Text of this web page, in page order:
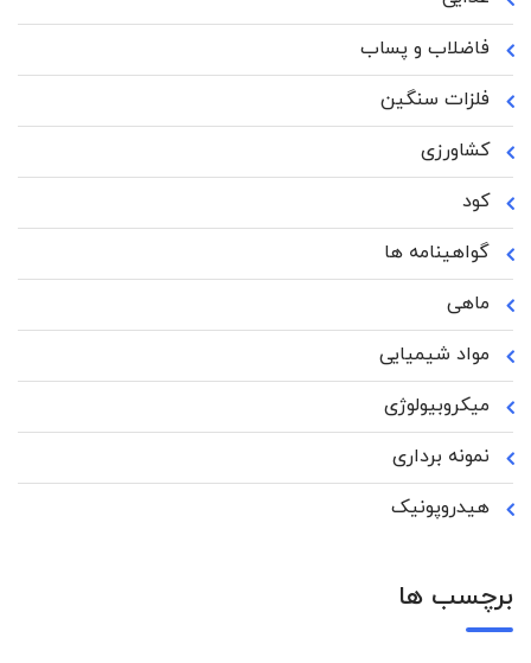
فاضلاب و پساب
فلزات سنگین
کشاورزی
کود
گواهینامه ها
ماهی
مواد شیمیایی
میکروبیولوژی
نمونه برداری
هیدروپونیک
برچسب ها